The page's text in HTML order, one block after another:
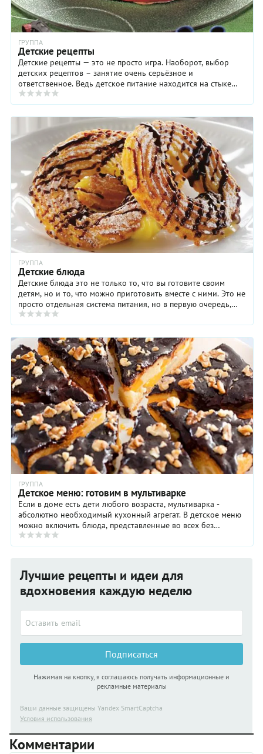
ГРУППА
Детские рецепты
Детские рецепты — это не просто игра. Наоборот, выбор
детских рецептов – занятие очень серьёзное и
ответственное. Ведь детское питание находится на стыке
нескольких, не побоимся этого ...
ГРУППА
Детские блюда
Детские блюда это не только то, что вы готовите своим
детям, но и то, что можно приготовить вместе с ними. Это не
просто отдельная система питания, но в первую очередь,
возможность проявить свою ...
ГРУППА
Детское меню: готовим в мультиварке
Если в доме есть дети любого возраста, мультиварка -
абсолютно необходимый кухонный агрегат. В детское меню
можно включить блюда, представленные во всех без
исключения разделах сборника рецептов для ...
Лучшие рецепты и идеи для
вдохновения каждую неделю
Подписаться
Нажимая на кнопку, я соглашаюсь получать информационные и
рекламные материалы
Ваши данные защищены Yandex SmartCaptcha
Условия использования
Комментарии